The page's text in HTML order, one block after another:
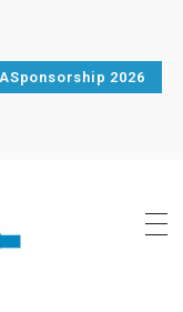
2026